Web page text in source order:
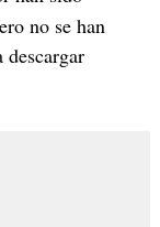
no se han
descargar